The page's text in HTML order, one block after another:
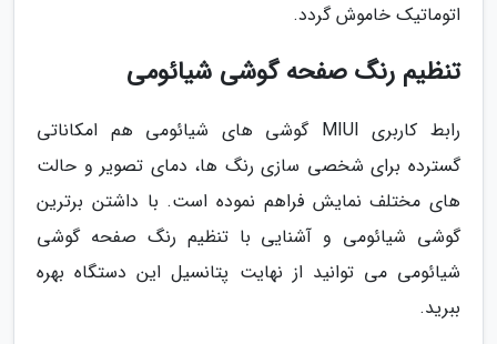
اتوماتیک خاموش گردد.
تنظیم رنگ صفحه گوشی شیائومی
رابط کاربری MIUI گوشی های شیائومی هم امکاناتی
گسترده برای شخصی سازی رنگ ها، دمای تصویر و حالت
های مختلف نمایش فراهم نموده است. با داشتن برترین
گوشی شیائومی و آشنایی با تنظیم رنگ صفحه گوشی
شیائومی می توانید از نهایت پتانسیل این دستگاه بهره
ببرید.